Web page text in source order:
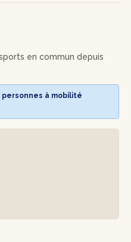
est possible ! Un moment
autour de saveurs
le savoir-faire d’une
en commun depuis
à mobilité